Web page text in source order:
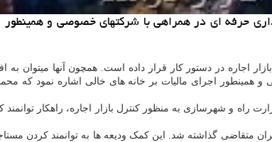
به ۷۰ میلیون تومان، تشکیل نظام اجاره داری حرفه ای در همراهی با شرکتهای
اجاره در دستور کار قرار داده است. همچون آنها میتوان
و همینطور اجرای مالیات بر خانه های خالی اشاره نمود که
و شهرسازی به منظور کنترل بازار اجاره، راهکار توانمند
متقاضی گذاشته شد. این کمک ودیعه ها به توانمند کردن